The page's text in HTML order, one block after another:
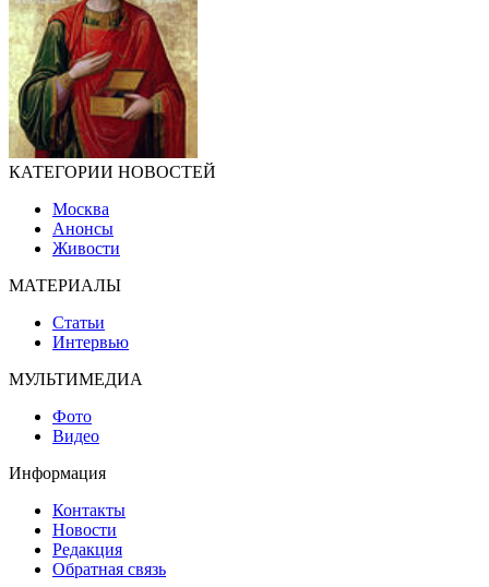
КАТЕГОРИИ НОВОСТЕЙ
Москва
Анонсы
Живости
МАТЕРИАЛЫ
Статьи
Интервью
МУЛЬТИМЕДИА
Фото
Видео
Информация
Контакты
Новости
Редакция
Обратная связь